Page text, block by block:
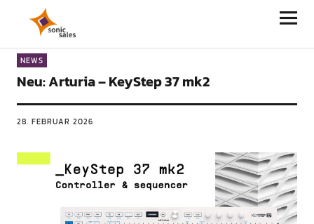
Sonic Sales
NEWS
Neu: Arturia – KeyStep 37 mk2
28. FEBRUAR 2026